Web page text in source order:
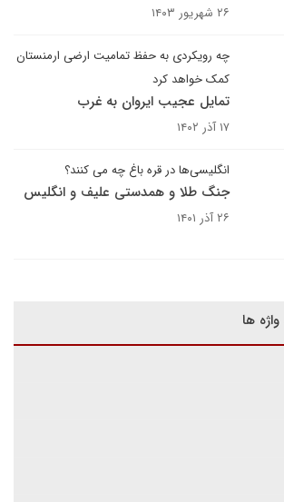
۲۶ شهریور ۱۴۰۳
چه رویکردی به حفظ تمامیت ارضی ارمنستان
کمک خواهد کرد
تمایل عجیب ایروان به غرب
۱۷ آذر ۱۴۰۲
انگلیسی‌ها در قره باغ چه می کنند؟
جنگ طلا و همدستی علیف و انگلیس
۲۶ آذر ۱۴۰۱
ها